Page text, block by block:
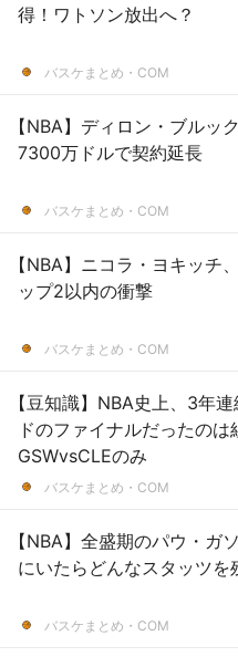
得！ワトソン放出へ？
バスケまとめ・COM
【NBA】ディロン・ブルッ
7300万ドルで契約延長
バスケまとめ・COM
【NBA】ニコラ・ヨキッチ
ップ2以内の衝撃
バスケまとめ・COM
【豆知識】NBA史上、3年
ドのファイナルだったのは
GSWvsCLEのみ
バスケまとめ・COM
【NBA】全盛期のパウ・ガ
にいたらどんなスタッツを
バスケまとめ・COM